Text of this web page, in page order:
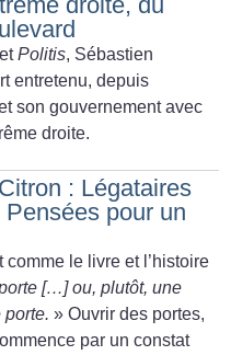
Politis, Sébastien
entretenu, depuis
son gouvernement avec
droite.
: Légataires
pour un
comme le livre et l’histoire
[…] ou, plutôt, une
porte. » Ouvrir des portes,
par un constat